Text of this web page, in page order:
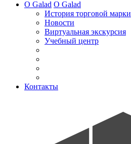
О Galad О Galad
История торговой марки
Новости
Виртуальная экскурсия
Учебный центр
Контакты